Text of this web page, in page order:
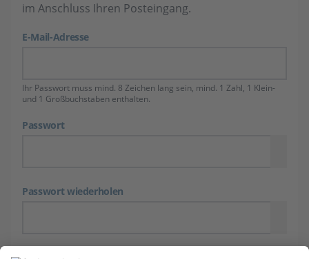
im Anschluss Ihren Posteingang.
E-Mail-Adresse
Ihr Passwort muss mind. 8 Zeichen lang sein, mind. 1 Zahl, 1 Klein-
und 1 Großbuchstaben enthalten.
Passwort
Passwort wiederholen